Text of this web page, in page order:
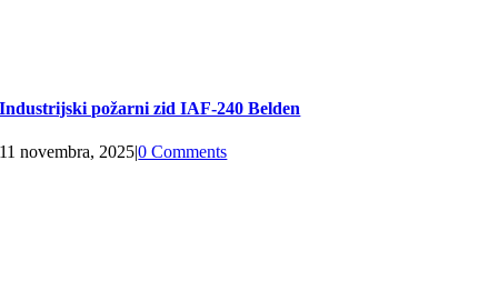
Industrijski požarni zid IAF-240 Belden
11 novembra, 2025|0 Comments